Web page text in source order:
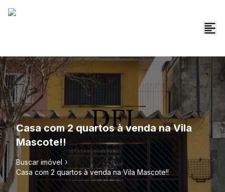
Casa com 2 quartos à venda na Vila
Mascote!!
Buscar imóvel
Casa com 2 quartos à venda na Vila Mascote!!